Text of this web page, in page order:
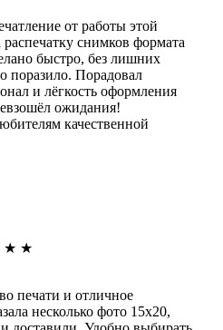
от работы этой
снимков формата
быстро, без лишних
поразило. Порадовал
и лёгкость оформления
ожидания!
качественной
★ ★
печати и отличное
несколько фото 15х20,